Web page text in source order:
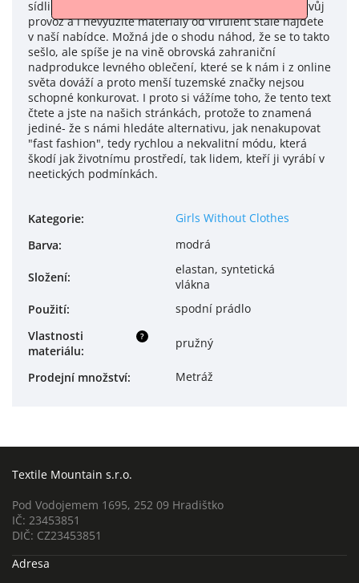
sídlila značka Virulent, která bohužel také ukončila svůj
provoz a i nevyužité materiály od Virulent stále najdete
v naší nabídce. Možná jde o shodu náhod, že se to takto
sešlo, ale spíše je na vině obrovská zahraniční
nadprodukce levného oblečení, které se k nám i z online
světa dováží a proto menší tuzemské značky nejsou
schopné konkurovat. I proto si vážíme toho, že tento text
čtete a jste na našich stránkách, protože to znamená
jediné- že s námi hledáte alternativu, jak nenakupovat
"fast fashion", tedy rychlou a nekvalitní módu, která
škodí jak životnímu prostředí, tak lidem, kteří ji vyrábí v
neetických podmínkách.
Kategorie:
Girls Without Clothes
Barva: modrá
Složení:
elastan, syntetická
vlákna
Použití: spodní prádlo
?
Vlastnosti
materiálu:
pružný
Prodejní množství: Metráž
Textile Mountain s.r.o.
Pod Vodojemem 1695, 252 09 Hradištko
IČ: 23453851
DIČ: CZ23453851
Adresa